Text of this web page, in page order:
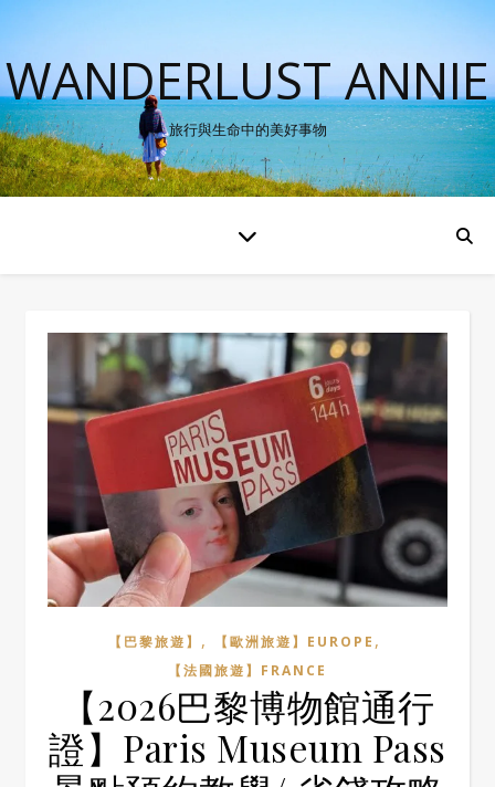
WANDERLUST ANNIE
旅行與生命中的美好事物
【巴黎旅遊】 , 【歐洲旅遊】EUROPE ,
【法國旅遊】FRANCE
【2026巴黎博物館通行
證】Paris Museum Pass